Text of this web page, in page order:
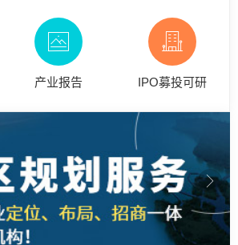
产业报告 IPO募投可研